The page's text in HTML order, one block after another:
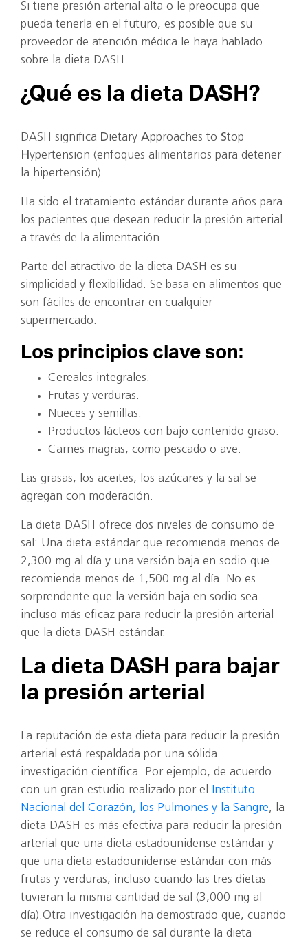
Si tiene presión arterial alta o le preocupa que
pueda tenerla en el futuro, es posible que su
proveedor de atención médica le haya hablado
sobre la dieta DASH.
¿Qué es la dieta DASH?
DASH significa Dietary Approaches to Stop
Hypertension (enfoques alimentarios para detener
la hipertensión).
Ha sido el tratamiento estándar durante años para
los pacientes que desean reducir la presión arterial
a través de la alimentación.
Parte del atractivo de la dieta DASH es su
simplicidad y flexibilidad. Se basa en alimentos que
son fáciles de encontrar en cualquier
supermercado.
Los principios clave son:
Cereales integrales.
Frutas y verduras.
Nueces y semillas.
Productos lácteos con bajo contenido graso.
Carnes magras, como pescado o ave.
Las grasas, los aceites, los azúcares y la sal se
agregan con moderación.
La dieta DASH ofrece dos niveles de consumo de
sal: Una dieta estándar que recomienda menos de
2,300 mg al día y una versión baja en sodio que
recomienda menos de 1,500 mg al día. No es
sorprendente que la versión baja en sodio sea
incluso más eficaz para reducir la presión arterial
que la dieta DASH estándar.
La dieta DASH para bajar
la presión arterial
La reputación de esta dieta para reducir la presión
arterial está respaldada por una sólida
investigación científica. Por ejemplo, de acuerdo
con un gran estudio realizado por el
Instituto
Nacional del Corazón, los Pulmones y la Sangre, la
dieta DASH es más efectiva para reducir la presión
arterial que una dieta estadounidense estándar y
que una dieta estadounidense estándar con más
frutas y verduras, incluso cuando las tres dietas
tuvieran la misma cantidad de sal (3,000 mg al
día).Otra investigación ha demostrado que, cuando
se reduce el consumo de sal durante la dieta